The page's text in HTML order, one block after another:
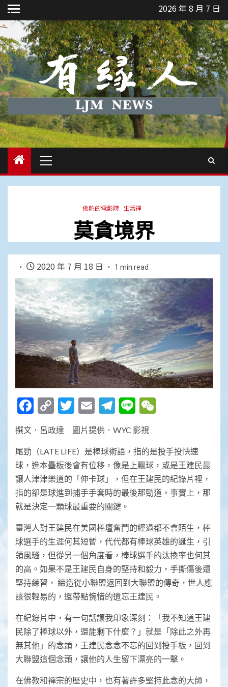
Skip
to
content
2026 年 8 月 7 日
Menu
佛陀的電影院 生活禪
莫貪境界
2020 年 7 月 18 日 1 min read
Facebook
Copy
Link
Twitter
EmailTelegram
Line
撰文．呂政達 圖片提供．WYC 影視
尾勁（LATE LIFE）是棒球術語，指的是投手投快速
球，進本壘板後會有位移，像是上飄球，或是王建民最
讓人津津樂道的「伸卡球」，但在王建民的紀錄片裡，
指的卻是球進到捕手手套時的最後那勁道，事實上，那
就是決定一顆球最重要的關鍵。
臺灣人對王建民在美國棒壇奮鬥的經過都不會陌生，棒
球選手的生涯何其短暫，代代都有棒球英雄的誕生，引
領風騷，但從另一個角度看，棒球選手的汰換率也何其
的高。如果不是王建民自身的堅持和毅力，手撕傷後還
堅持練習， 締造從小聯盟返回到大聯盟的傳奇，世人應
該很輕易的，還帶點惋惜的遺忘王建民。
在紀錄片中，有一句話讓我印象深刻：「我不知道王建
民除了棒球以外，還能剩下什麼？」就是「除此之外再
無其他」的念頭，王建民念念不忘的回到投手板，回到
大聯盟這個念頭，讓他的人生留下漂亮的一擊。
在佛教和禪宗的歷史中，也有著許多堅持此念的大師，